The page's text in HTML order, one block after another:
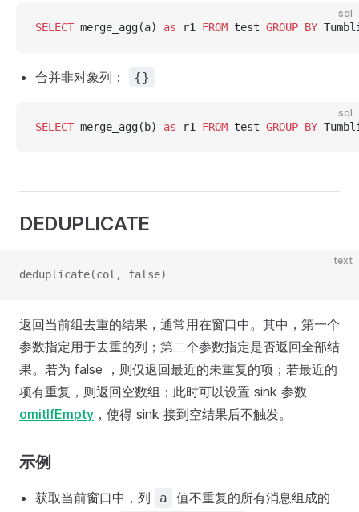
sql
SELECT merge_agg(a) as r1 FROM test GROUP BY
合并非对象列： {}
sql
SELECT merge_agg(b) as r1 FROM test GROUP BY
DEDUPLICATE
text
deduplicate(col, false)
返回当前组去重的结果，通常用在窗口中。其中，第一个
参数指定用于去重的列；第二个参数指定是否返回全部结
果。若为 false ，则仅返回最近的未重复的项；若最近的
项有重复，则返回空数组；此时可以设置 sink 参数
omitIfEmpty ，使得 sink 接到空结果后不触发。
示例
获取当前窗口中，列 a
值不重复的所有消息组成的